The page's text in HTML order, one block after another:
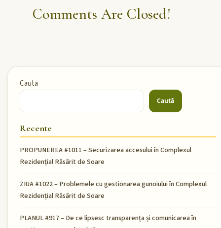
Comments Are Closed!
Cauta
Caută
Recente
PROPUNEREA #1011 – Securizarea accesului în Complexul
Rezidențial Răsărit de Soare
ZIUA #1022 – Problemele cu gestionarea gunoiului în Complexul
Rezidențial Răsărit de Soare
PLANUL #917 – De ce lipsesc transparența și comunicarea în